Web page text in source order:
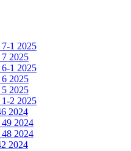
1 2025
2025
1 2025
2025
2025
2 2025
2024
2024
2024
2024